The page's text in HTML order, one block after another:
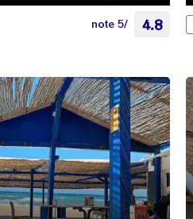
note 5/ 4.8